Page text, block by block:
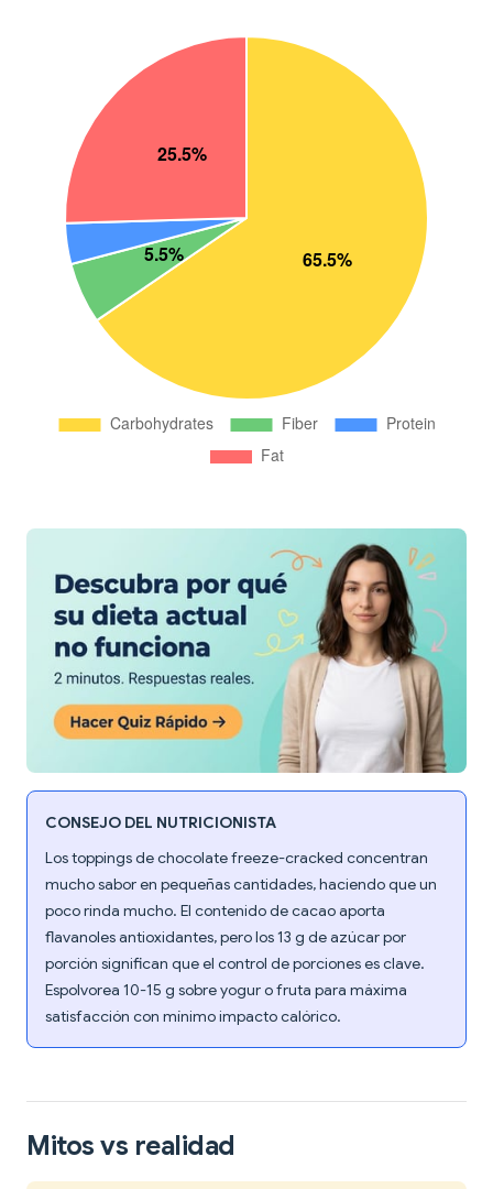
CONSEJO DEL NUTRICIONISTA
Los toppings de chocolate freeze-cracked concentran
mucho sabor en pequeñas cantidades, haciendo que un
poco rinda mucho. El contenido de cacao aporta
flavanoles antioxidantes, pero los 13 g de azúcar por
porción significan que el control de porciones es clave.
Espolvorea 10-15 g sobre yogur o fruta para máxima
satisfacción con mínimo impacto calórico.
Mitos vs realidad